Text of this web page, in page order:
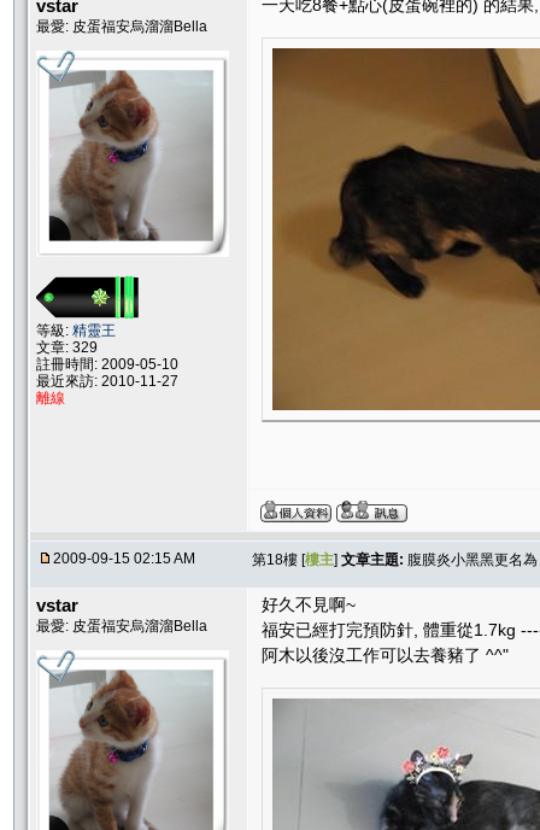
vstar
最愛: 皮蛋福安烏溜溜Bella
等級: 精靈王
文章: 329
註冊時間: 2009-05-10
最近來訪: 2010-11-27
離線
一天吃8餐+點心(皮蛋碗裡的) 的結果
2009-09-15 02:15 AM 第18樓 [樓主] 文章主題: 腹膜炎小黑黑更名
vstar
最愛: 皮蛋福安烏溜溜Bella
好久不見啊~
福安已經打完預防針, 體重從1.7kg
阿木以後沒工作可以去養豬了 ^^"